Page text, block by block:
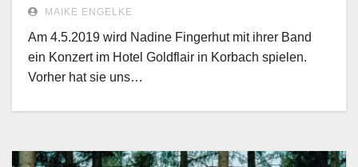
MAIKE ENGELKE
Am 4.5.2019 wird Nadine Fingerhut mit ihrer Band
ein Konzert im Hotel Goldflair in Korbach spielen.
Vorher hat sie uns…